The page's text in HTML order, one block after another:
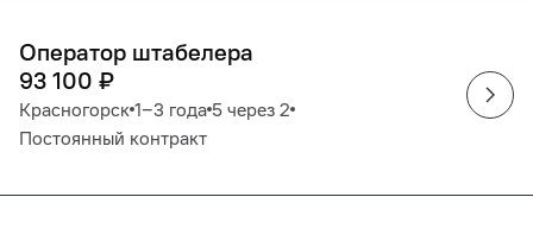
Оператор штабелера
93 100 ₽
Красногорск 1‒3 года 5 через 2
Постоянный контракт